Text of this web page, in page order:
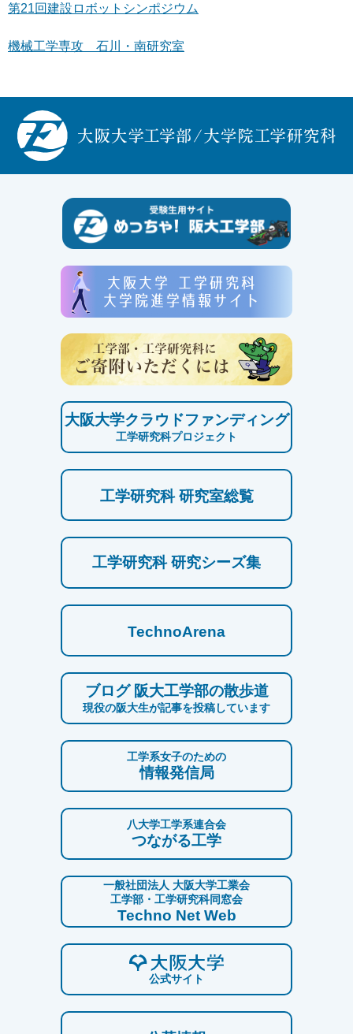
第21回建設ロボットシンポジウム
機械工学専攻 石川・南研究室
大阪大学クラウドファンディング
工学研究科プロジェクト
工学研究科 研究室総覧
工学研究科 研究シーズ集
TechnoArena
ブログ 阪大工学部の散歩道
現役の阪大生が記事を投稿しています
工学系女子のための
情報発信局
八大学工学系連合会
つながる工学
一般社団法人 大阪大学工業会
工学部・工学研究科同窓会
Techno Net Web
公式サイト